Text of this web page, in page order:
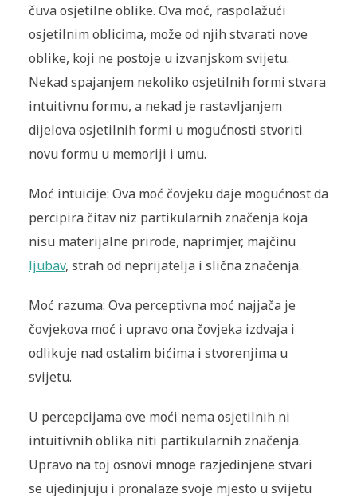
čuva osjetilne oblike. Ova moć, raspolažući
osjetilnim oblicima, može od njih stvarati nove
oblike, koji ne postoje u izvanjskom svijetu.
Nekad spajanjem nekoliko osjetilnih formi stvara
intuitivnu formu, a nekad je rastavljanjem
dijelova osjetilnih formi u mogućnosti stvoriti
novu formu u memoriji i umu.
Moć intuicije: Ova moć čovjeku daje mogućnost da
percipira čitav niz partikularnih značenja koja
nisu materijalne prirode, naprimjer, majčinu
ljubav, strah od neprijatelja i slična značenja.
Moć razuma: Ova perceptivna moć najjača je
čovjekova moć i upravo ona čovjeka izdvaja i
odlikuje nad ostalim bićima i stvorenjima u
svijetu.
U percepcijama ove moći nema osjetilnih ni
intuitivnih oblika niti partikularnih značenja.
Upravo na toj osnovi mnoge razjedinjene stvari
se ujedinjuju i pronalaze svoje mjesto u svijetu